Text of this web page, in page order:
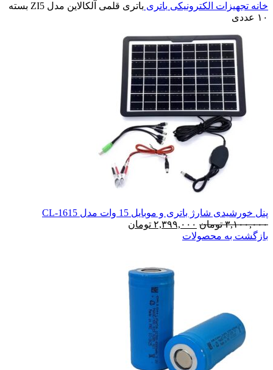
خانه تجهیزات الکترونیکی باتری
باتری قلمی آلکالاین مدل ZI5 بسته
۱۰ عددی
پنل خورشیدی شارژ باتری و موبایل 15 وات مدل CL-1615
۳,۱۰۰,۰۰۰ تومان قیمت
اصلی:
۲,۳۹۹,۰۰۰ تومان
بازگشت به محصولات